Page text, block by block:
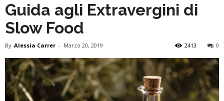
Guida agli Extravergini di
Slow Food
By Alessia Carrer - Marzo 20, 2019 0
2413